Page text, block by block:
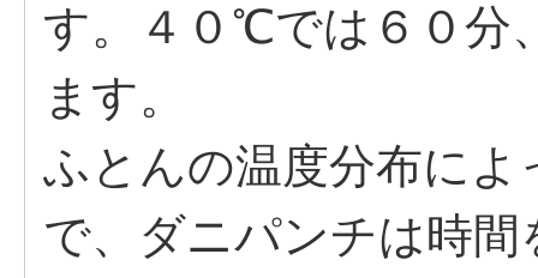
す。４０℃では６０分
ます。
ふとんの温度分布に
で、ダニパンチは時